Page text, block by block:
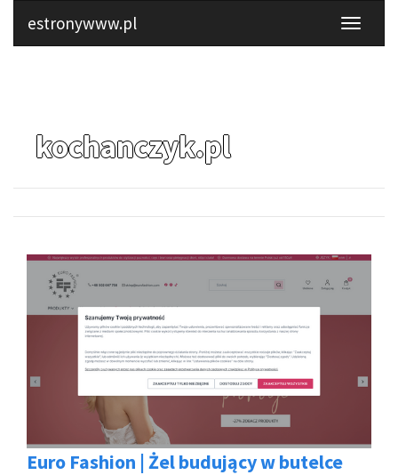
estronywww.pl
kochanczyk.pl
Euro Fashion | Żel budujący w butelce